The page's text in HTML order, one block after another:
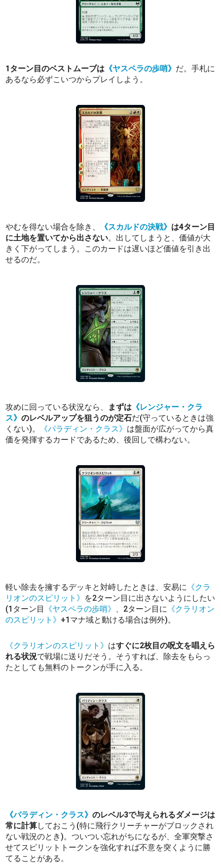
1ターン目のベストムーブは 《ヤスペラの歩哨》 だ。手札に
あるなら必ずこいつからプレイしよう。
やむを得ない場合を除き、 《スカルドの決戦》 は4ターン目
に土地を置いてから出さない。出してしまうと、価値が大
きく下がってしまう。このカードは遅いほど価値を引き出
せるのだ。
攻めに回っている状況なら、 まずは 《レンジャー・クラ
ス》のレベルアップを狙うのが定石だ(守っているときは強
くない)。
《パラディン・クラス》 は盤面が広がってから真
価を発揮するカードであるため、後回しで構わない。
軽い除去を擁するデッキと対峙したときは、安易に 《クラ
リオンのスピリット》 を2ターン目に出さないようにしたい
(1ターン目
《ヤスペラの歩哨》 、2ターン目に 《クラリオン
のスピリット》 +1マナ域と動ける場合は例外)。
《クラリオンのスピリット》 はすぐに2枚目の呪文を唱えら
れる状況で戦場に送りだそう。そうすれば、除去をもらっ
たとしても無料のトークンが手に入る。
《パラディン・クラス》のレベル3で与えられるダメージは
常に計算しておこう(特に飛行クリーチャーがブロックされ
ない戦況のとき)。ついつい忘れがちになるが、全軍突撃さ
せてスピリットトークンを強化すれば不意を突くように勝
てることがある。